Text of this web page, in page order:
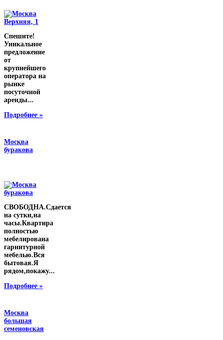
Спешите!
Уникальное
предложение
от
крупнейшего
оператора на
рынке
посуточной
аренды...
Подробнее »
Москва
буракова
СВОБОДНА.Сдается
на сутки,на
часы.Квартира
полностью
мебелирована
гарнитурной
мебелью.Вся
бытовая.Я
рядом,покажу...
Подробнее »
Москва
большая
семеновская